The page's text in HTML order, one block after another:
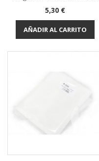
Precio
5,30 €
AÑADIR AL CARRITO